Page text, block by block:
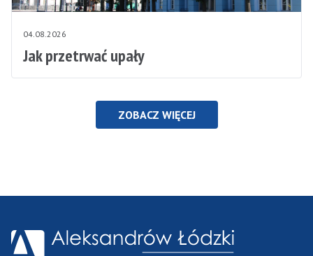
04.08.2026
Jak przetrwać upały
ZOBACZ WIĘCEJ